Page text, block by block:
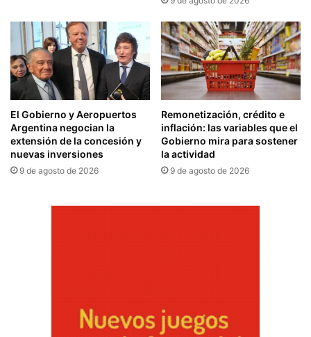
El Gobierno y Aeropuertos
Argentina negocian la
extensión de la concesión y
nuevas inversiones
9 de agosto de 2026
Remonetización, crédito e
inflación: las variables que el
Gobierno mira para sostener
la actividad
9 de agosto de 2026